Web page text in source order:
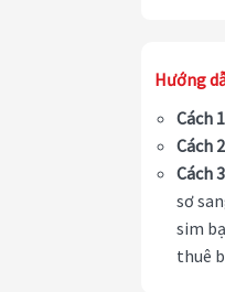
Hướng
Cách
Cách
Cách
sơ
sim
thuê